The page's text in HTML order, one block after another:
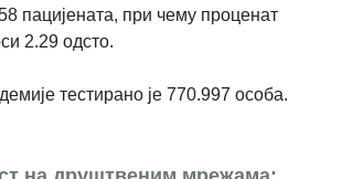
пацијената, при чему проценат
2.29 одсто.
тестирано је 770.997 особа.